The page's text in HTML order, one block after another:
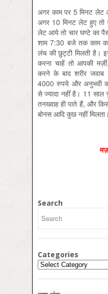
अगर काम पर 5 मिनट लेट
अगर 10 मिनट लेट हुए
लेट आये तो चार घण्टे का
शाम 7:30 बजे तक काम
लंच की छुट्टी मिलती है।
करना चाहें तो आपकी
करने के बाद शरीर जवाब
4000 रुपये और अनुभवी
से ज्यादा नहीं है। 11
तनख्वाह ही पाते हैं, और
बोनस आदि कुछ नहीं मिलता।
Search
Categories
Categories